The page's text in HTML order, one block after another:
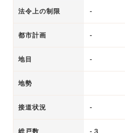
法令上の制限 -
都市計画 -
地目 -
地勢
接道状況 -
総戸数 -３